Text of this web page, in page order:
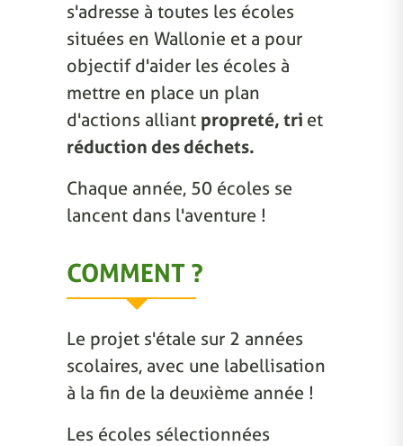
s'adresse à toutes les écoles
situées en Wallonie et a pour
objectif d'aider les écoles à
mettre en place un plan
d'actions alliant propreté, tri et
réduction des déchets.
Chaque année, 50 écoles se
lancent dans l'aventure !
COMMENT ?
Le projet s'étale sur 2 années
scolaires, avec une labellisation
à la fin de la deuxième année !
Les écoles sélectionnées